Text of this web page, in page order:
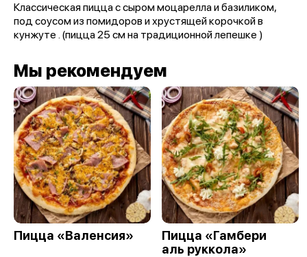
Классическая пицца с сыром моцарелла и базиликом,
под соусом из помидоров и хрустящей корочкой в
кунжуте . (пицца 25 см на традиционной лепешке )
Мы рекомендуем
Пицца «Валенсия»
Пицца «Гамбери
аль руккола»